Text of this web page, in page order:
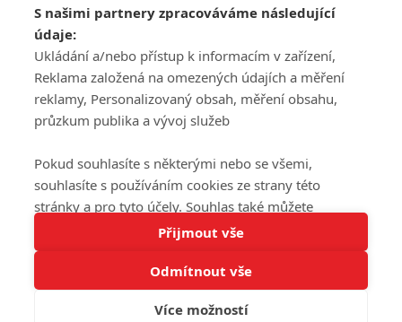
Tato stránka používá soubory cookies.
Rozumím
Šéfredaktorkou webu jePetr Slavík, e-mailserialy@fandimefilmu.cz
Máte-li zájem o inzerci na našem webu napište nám na e-mail
studio@koncal.com
Ochrana osobních údajů|Zásady používání cookies |Pravidla webu
Upravit nastavení soukromí
© 2016 – 2026 FandimeSerialum.cz / All rights reserved /
Koncal studio s.r.o., IČO: 03604071, Lýskova 2073/57, Stodůlky, 155
S našimi partnery zpracováváme následující
údaje:
Ukládání a/nebo přístup k informacím v zařízení,
Reklama založená na omezených údajích a měření
reklamy, Personalizovaný obsah, měření obsahu,
průzkum publika a vývoj služeb
Pokud souhlasíte s některými nebo se všemi,
souhlasíte s používáním cookies ze strany této
stránky a pro tyto účely. Souhlas také můžete
odmítnout, ale v takovém případě vám na stránce
nebudou k dispozici některé personalizované funkce.
Vaše volby souhlasu se budou vztahovat pouze na
tuto webovou stránku. Vaše nastavení a odvolání
souhlasu můžete kdykoli změnit na stránce s
Přijmout vše
Odmítnout vše
Více možností